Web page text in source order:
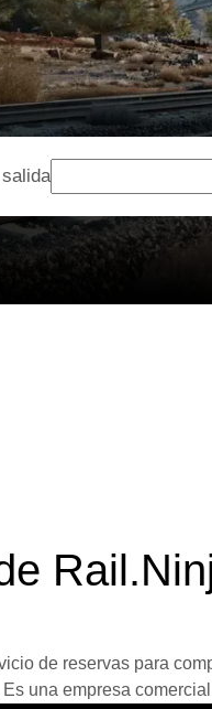
de reservas para
una empresa